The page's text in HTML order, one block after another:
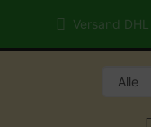
Versand